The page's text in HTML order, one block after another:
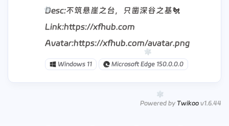
Desc:​不筑悬崖之台，只凿深谷之基🐔
Link:https://xfhub.com
Avatar:https://xfhub.com/avatar.png
Windows 11 Microsoft Edge 150.0.0.0
Powered by Twikoo v1.6.44